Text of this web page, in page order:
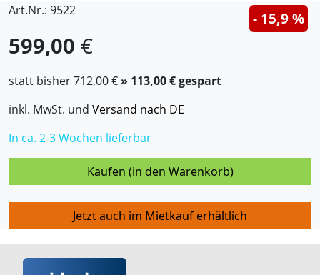
Art.Nr.: 9522
599,00 €
statt bisher712,00 € » 113,00 € gespart
- 15,9 %
inkl. MwSt. und Versand nach DE
In ca. 2-3 Wochen lieferbar
Kaufen (in den Warenkorb)
Jetzt auch im Mietkauf erhältlich